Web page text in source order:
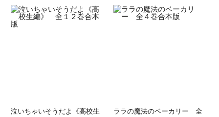
泣いちゃいそうだよ《高校生
ララの魔法のベーカリー 全